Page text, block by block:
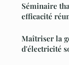
Séminaire
efficacité
Maîtriser la
d'électricité